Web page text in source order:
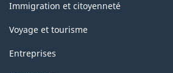
sujets
Immigration et citoyenneté
Voyage et tourisme
Entreprises